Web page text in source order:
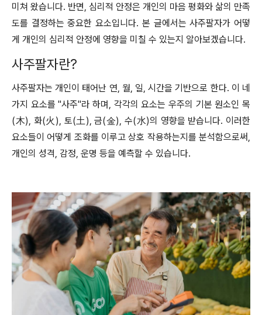
미쳐 왔습니다. 반면, 심리적 안정은 개인의 마음 평화와 삶의 만족
도를 결정하는 중요한 요소입니다. 본 글에서는 사주팔자가 어떻
게 개인의 심리적 안정에 영향을 미칠 수 있는지 알아보겠습니다.
사주팔자란?
사주팔자는 개인이 태어난 연, 월, 일, 시간을 기반으로 한다. 이 네
가지 요소를 "사주"라 하며, 각각의 요소는 우주의 기본 원소인 목
(木), 화(火), 토(土), 금(金), 수(水)의 영향을 받습니다. 이러한
요소들이 어떻게 조화를 이루고 상호 작용하는지를 분석함으로써,
개인의 성격, 감정, 운명 등을 예측할 수 있습니다.